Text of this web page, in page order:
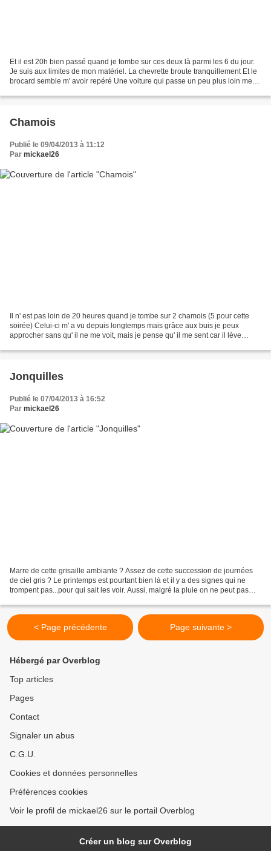
Et il est 20h bien passé quand je tombe sur ces deux là parmi les 6 du jour.
Je suis aux limites de mon matériel. La chevrette broute tranquillement Et le
brocard semble m' avoir repéré Une voiture qui passe un peu plus loin me
Chamois
Publié le 09/04/2013 à 11:12
Par mickael26
Il n' est pas loin de 20 heures quand je tombe sur 2 chamois (5 pour cette
soirée) Celui-ci m' a vu depuis longtemps mais grâce aux buis je peux
approcher sans qu' il ne me voit, mais je pense qu' il me sent car il lève
Jonquilles
Publié le 07/04/2013 à 16:52
Par mickael26
Marre de cette grisaille ambiante ? Assez de cette succession de journées
de ciel gris ? Le printemps est pourtant bien là et il y a des signes qui ne
trompent pas...pour qui sait les voir. Aussi, malgré la pluie on ne peut pas
< Page précédente Page suivante >
Hébergé par Overblog
Top articles
Pages
Contact
Signaler un abus
C.G.U.
Cookies et données personnelles
Préférences cookies
Voir le profil de mickael26 sur le portail Overblog
Créer un blog sur Overblog